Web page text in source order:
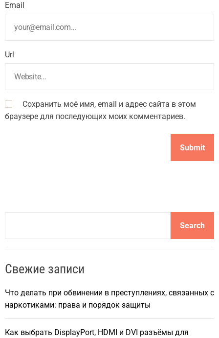
Email
Url
Сохранить моё имя, email и адрес сайта в этом
браузере для последующих моих комментариев.
c
Search
Свежие записи
Что делать при обвинении в преступлениях, связанных с
наркотиками: права и порядок защиты
Как выбрать DisplayPort, HDMI и DVI разъёмы для